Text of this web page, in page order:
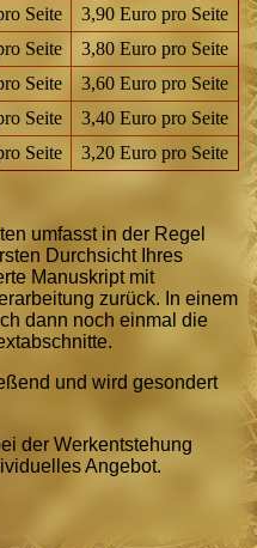
Seite
3,90 Euro pro Seite
Seite
3,80 Euro pro Seite
Seite
3,60 Euro pro Seite
Seite
3,40 Euro pro Seite
Seite 3,20 Euro pro Seite
umfasst in der Regel
Durchsicht Ihres
Manuskript mit
zurück. In einem
dann noch einmal die
und wird gesondert
der Werkentstehung
Angebot.